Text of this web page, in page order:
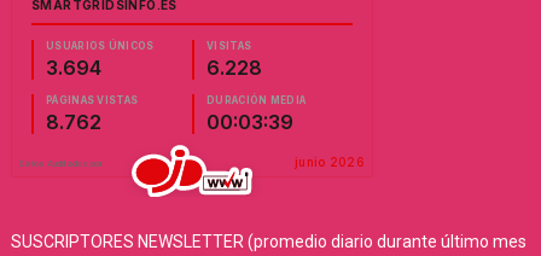
SUSCRIPTORES NEWSLETTER (promedio diario durante último mes